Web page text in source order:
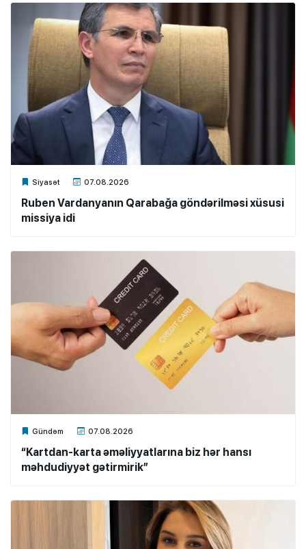
Siyasət 07.08.2026
Xalq.Online
Ruben Vardanyanın Qarabağa göndərilməsi xüsusi
missiya idi
Gündəm 07.08.2026
Xalq.Online
“Kartdan-karta əməliyyatlarına biz hər hansı
məhdudiyyət gətirmirik”